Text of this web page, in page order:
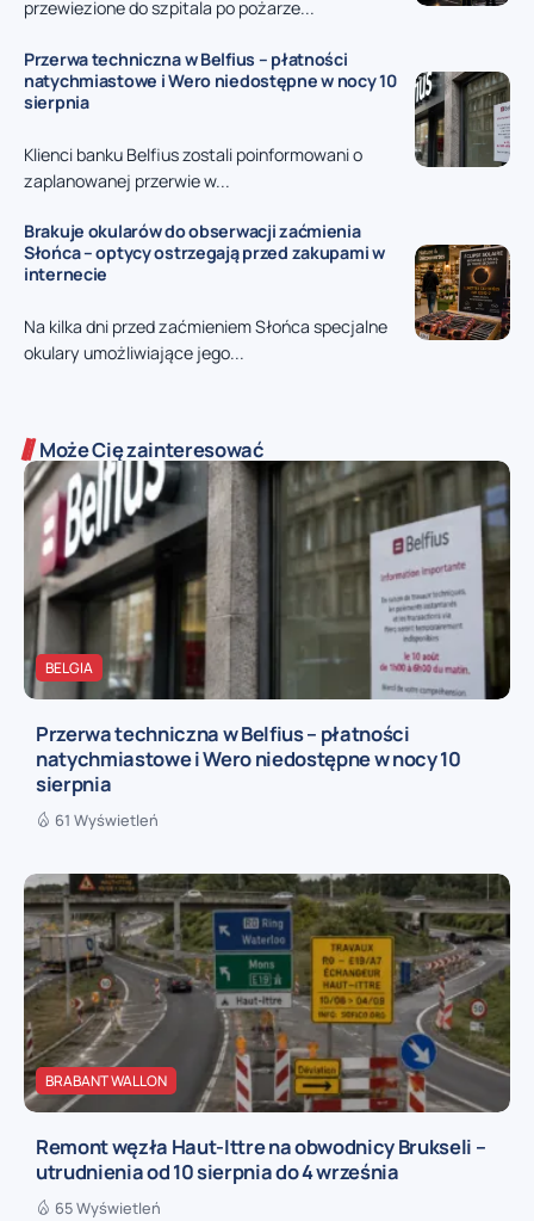
przewiezione do szpitala po pożarze...
Przerwa techniczna w Belfius – płatności
natychmiastowe i Wero niedostępne w nocy 10
sierpnia
Klienci banku Belfius zostali poinformowani o
zaplanowanej przerwie w...
Brakuje okularów do obserwacji zaćmienia
Słońca – optycy ostrzegają przed zakupami w
internecie
Na kilka dni przed zaćmieniem Słońca specjalne
okulary umożliwiające jego...
Może Cię zainteresować
BELGIA
Przerwa techniczna w Belfius – płatności
natychmiastowe i Wero niedostępne w nocy 10
sierpnia
61 Wyświetleń
BRABANT WALLON
Remont węzła Haut-Ittre na obwodnicy Brukseli –
utrudnienia od 10 sierpnia do 4 września
65 Wyświetleń